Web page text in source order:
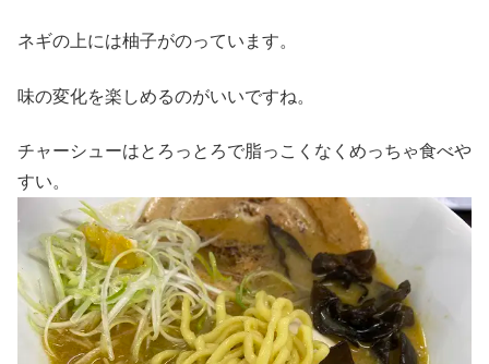
ネギの上には柚子がのっています。
味の変化を楽しめるのがいいですね。
チャーシューはとろっとろで脂っこくなくめっちゃ食べや
すい。